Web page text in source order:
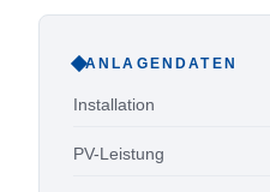
ANLAGENDATEN
Installation
PV-Leistung